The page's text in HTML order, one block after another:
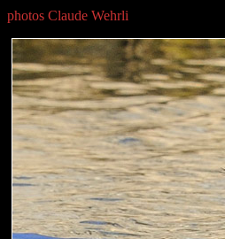
photos Claude Wehrli